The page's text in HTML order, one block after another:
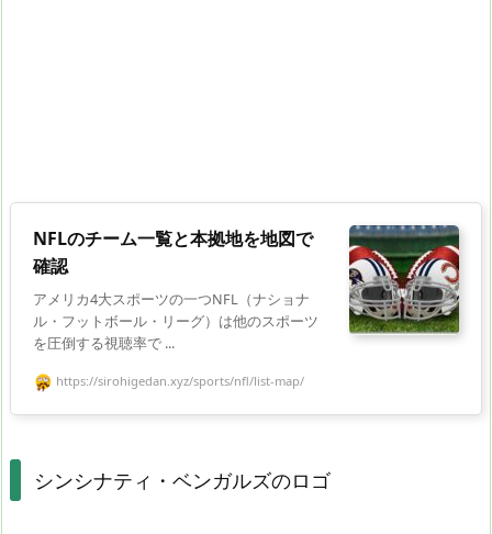
NFLのチーム一覧と本拠地を地図で
確認
アメリカ4大スポーツの一つNFL（ナショナ
ル・フットボール・リーグ）は他のスポーツ
を圧倒する視聴率で ...
https://sirohigedan.xyz/sports/nfl/list-map/
シンシナティ・ベンガルズのロゴ